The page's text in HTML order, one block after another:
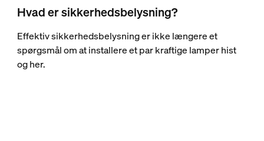
Hvad er sikkerhedsbelysning?
Effektiv sikkerhedsbelysning er ikke længere et
spørgsmål om at installere et par kraftige lamper hist
og her.